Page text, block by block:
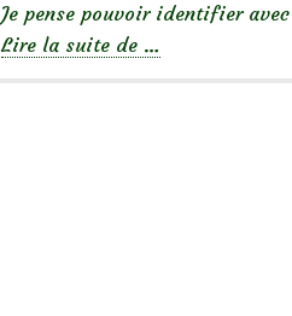
Je pense pouvoir identifier
Lire la suite de à
…